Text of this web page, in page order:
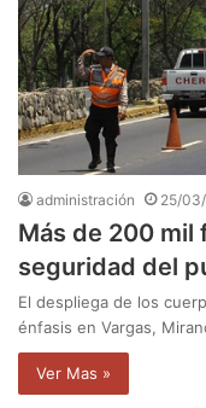
administración 25/
Más de 200 mil
seguridad del
El despliega de los
énfasis en Vargas,
Ver Mas »